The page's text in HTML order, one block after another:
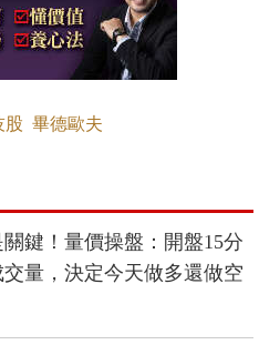
股 畢德歐夫
鍵！量價操盤：開盤15分
量，決定今天做多還做空